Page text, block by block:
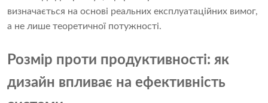
визначається на основі реальних експлуатаційних вимог,
а не лише теоретичної потужності.
Розмір проти продуктивності: як
дизайн впливає на ефективність